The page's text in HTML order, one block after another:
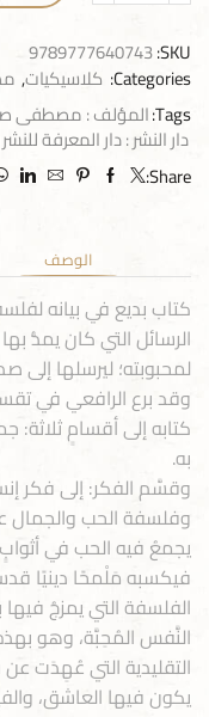
SKU:
9789777640743
Categories: كلاسيكيات,
Tags: المؤلف : مصطفى
دار النشر : دار المعرفة
Share:
الوصف
كتاب بديع في بيانه
الرسائل التي كان يمدُّ
لمحبوبته؛ ليرسلها
وقد برع الرافعي في
كتابه إلى أقسامٍ
به.
وقسَّم الفكر: إلى فكر
وفلسفة الحب والجمال
يجمعُ فيه الحب في أثوابٍ
فيكسبه مَلْمحًا دينيًا
الفلسفة التي يمزجُ
النَّفس المُحِبَّة، وهو
التقليدية التي عُهِدَت
يكون فيها العاشق،